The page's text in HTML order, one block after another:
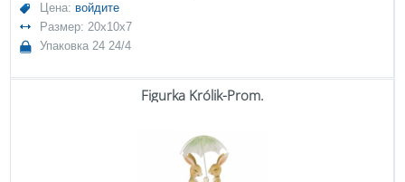
Цена: войдите
Размер: 20x10x7
Упаковка 24 24/4
Figurka Królik-Prom.